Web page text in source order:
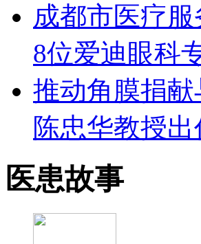
成都市医疗
8位爱迪眼科
推动角膜捐
陈忠华教授
医患故事